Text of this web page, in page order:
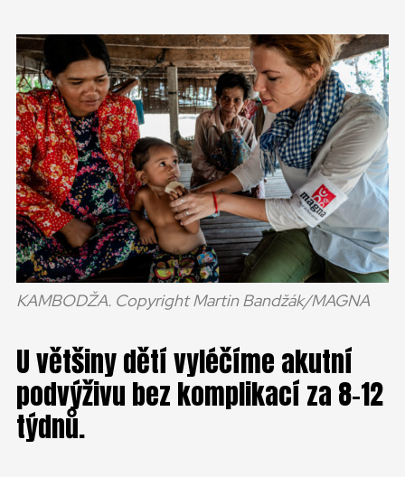
KAMBODŽA. Copyright Martin Bandžák/MAGNA
U většiny dětí vyléčíme akutní
podvýživu bez komplikací za 8-12
týdnů.